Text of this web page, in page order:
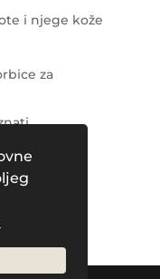
i njege kože
za